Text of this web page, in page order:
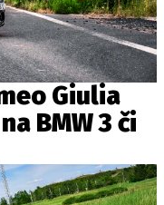
Giulia
BMW 3 či